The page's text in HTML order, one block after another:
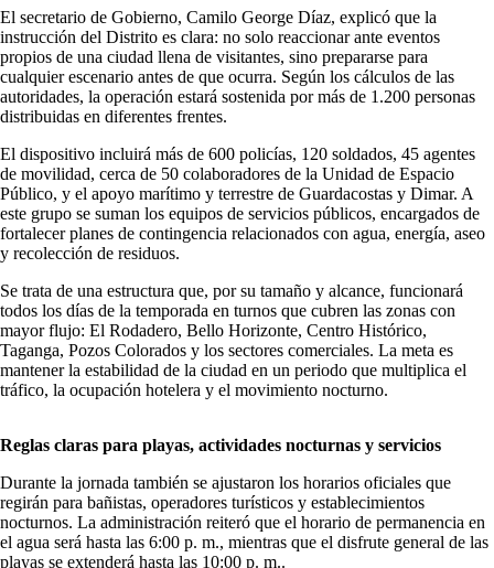
El secretario de Gobierno, Camilo George Díaz, explicó que la
instrucción del Distrito es clara: no solo reaccionar ante eventos
propios de una ciudad llena de visitantes, sino prepararse para
cualquier escenario antes de que ocurra. Según los cálculos de las
autoridades, la operación estará sostenida por más de 1.200 personas
distribuidas en diferentes frentes.
El dispositivo incluirá más de 600 policías, 120 soldados, 45 agentes
de movilidad, cerca de 50 colaboradores de la Unidad de Espacio
Público, y el apoyo marítimo y terrestre de Guardacostas y Dimar. A
este grupo se suman los equipos de servicios públicos, encargados de
fortalecer planes de contingencia relacionados con agua, energía, aseo
y recolección de residuos.
Se trata de una estructura que, por su tamaño y alcance, funcionará
todos los días de la temporada en turnos que cubren las zonas con
mayor flujo: El Rodadero, Bello Horizonte, Centro Histórico,
Taganga, Pozos Colorados y los sectores comerciales. La meta es
mantener la estabilidad de la ciudad en un periodo que multiplica el
tráfico, la ocupación hotelera y el movimiento nocturno.
Reglas claras para playas, actividades nocturnas y servicios
Durante la jornada también se ajustaron los horarios oficiales que
regirán para bañistas, operadores turísticos y establecimientos
nocturnos. La administración reiteró que el horario de permanencia en
el agua será hasta las 6:00 p. m., mientras que el disfrute general de las
playas se extenderá hasta las 10:00 p. m..